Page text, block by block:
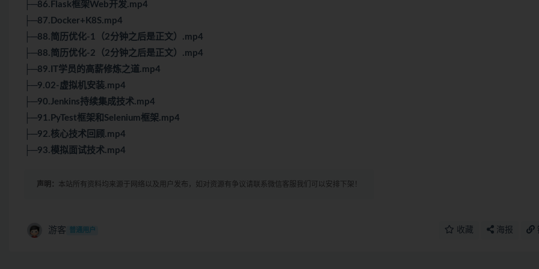
├─86.Flask框架Web开发.mp4
├─87.Docker+K8S.mp4
├─88.简历优化-1（2分钟之后是正文）.mp4
├─88.简历优化-2（2分钟之后是正文）.mp4
├─89.IT学员的高薪修炼之道.mp4
├─9.02-虚拟机安装.mp4
├─90.Jenkins持续集成技术.mp4
├─91.PyTest框架和Selenium框架.mp4
├─92.核心技术回顾.mp4
├─93.模拟面试技术.mp4
声明： 本站所有资料均来源于网络以及用户发布，如对资源有争议请联系微信客服我们可以安排下架！
游客 普通用户 收藏 海报